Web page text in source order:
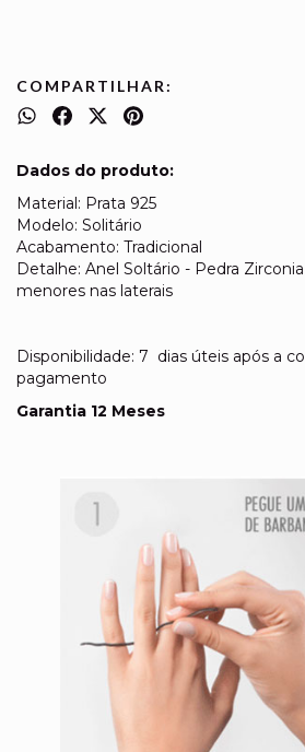
COMPARTILHAR:
Dados do produto:
Material: Prata 925
Modelo: Solitário
Acabamento: Tradicional
Detalhe: Anel Soltário - Pedra
menores nas laterais
Disponibilidade: 7 dias úteis após a
pagamento
Garantia 12 Meses